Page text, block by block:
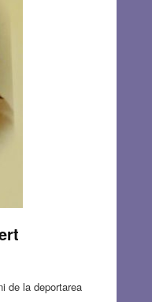
este înzestrat cu un
fonduri,
de la deportarea